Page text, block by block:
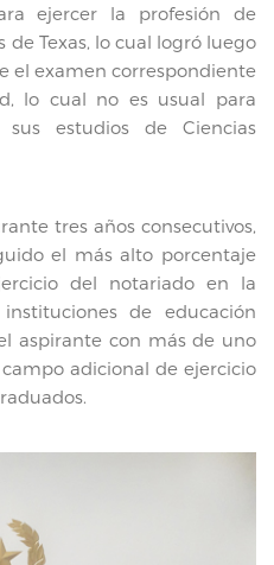
ejercer la profesión de
Texas, lo cual logró luego
el examen correspondiente
lo cual no es usual para
estudios de Ciencias
tres años consecutivos,
el más alto porcentaje
del notariado en la
de educación
aspirante con más de uno
adicional de ejercicio